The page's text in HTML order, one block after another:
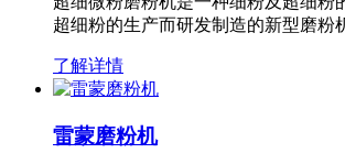
超细粉的生产而研发制造的新型磨粉
了解详情
雷蒙磨粉机